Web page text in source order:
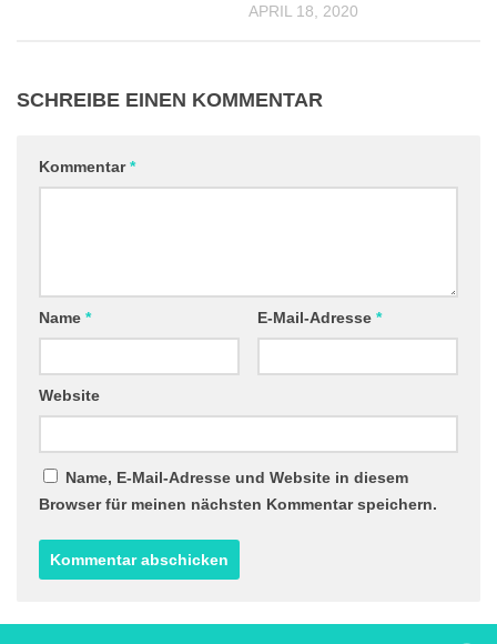
APRIL 18, 2020
SCHREIBE EINEN KOMMENTAR
Kommentar*
Name * E-Mail-Adresse *
Website
Name, E-Mail-Adresse und Website in diesem
Browser für meinen nächsten Kommentar speichern.